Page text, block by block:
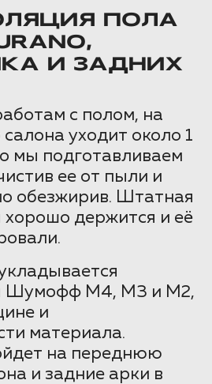
ПОЛА
И ЗАДНИХ
с полом, на
салона уходит около 1
мы подготавливаем
ее от пыли и
обезжирив. Штатная
хорошо держится и её
Шумофф М4, М3 и М2,
и
материала.
на переднюю
и задние арки в